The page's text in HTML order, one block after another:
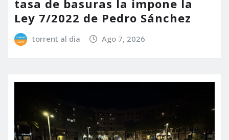
tasa de basuras la impone la
Ley 7/2022 de Pedro Sánchez
torrent al dia Ago 7, 2026